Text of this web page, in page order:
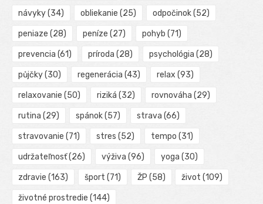
návyky(34) obliekanie (25) odpočinok(52)
peniaze (28) peníze (27) pohyb (71)
prevencia (61) príroda (28) psychológia (28)
půjčky(30) regenerácia (43) relax (93)
relaxovanie (50) riziká (32) rovnováha (29)
rutina (29) spánok(57) strava (66)
stravovanie (71) stres (52) tempo (31)
udržateľnosť(26) výživa (96) yoga (30)
zdravie (163) šport (71) ŽP (58) život (109)
životné prostredie (144)